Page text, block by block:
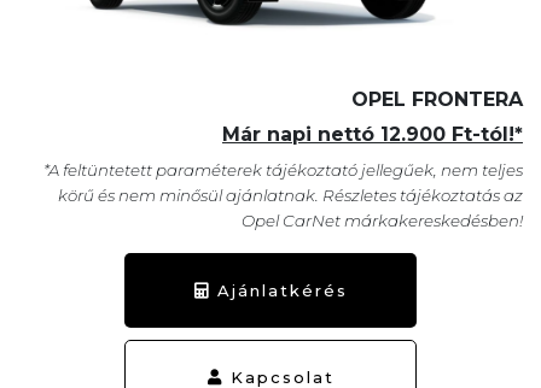
OPEL FRONTERA
Már napi nettó 12.900 Ft-tól!*
*A feltüntetett paraméterek tájékoztató jellegűek, nem teljes
körű és nem minősül ajánlatnak. Részletes tájékoztatás az
Opel CarNet márkakereskedésben!
Ajánlatkérés
Kapcsolat